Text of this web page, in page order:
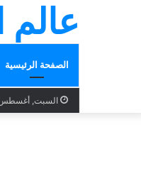
الصفحة الرئيسية
السبت, أغسطس 8